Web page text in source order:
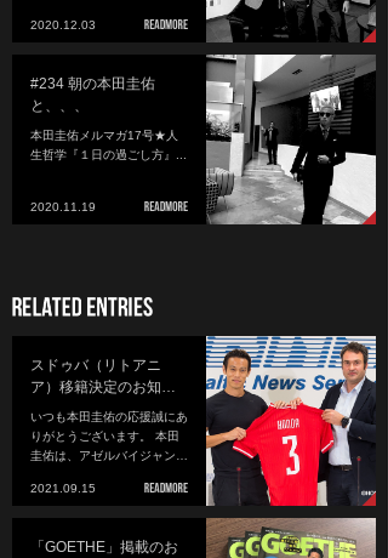
2020.12.03
#234 朝の本田圭佑
と、、、
本田圭佑メルマガ17号★人
生哲学『１日の過ごし方』...
2020.11.19
スドゥバ（リトアニ
ア）移籍決定のお知…
いつも本田圭佑の応援誠にあ
りがとうございます。 本田
圭佑は、アゼルバイジャン…
2021.09.15
「GOETHE」掲載のお